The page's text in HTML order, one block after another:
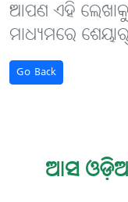
ଆପଣ ଏହି
ମାଧ୍ୟମରେ
Go Back
ଆସ